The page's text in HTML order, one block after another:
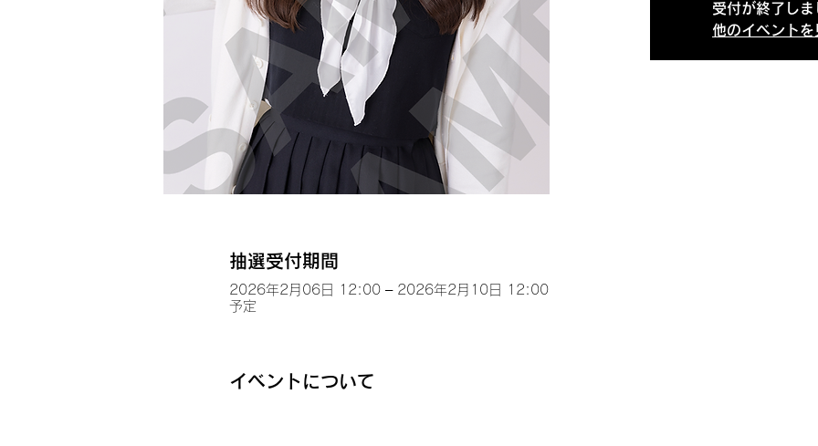
受付が終了しま
他のイベントを
抽選受付期間
2026年2月06日 12:00 – 2026年2月10日 12:00
予定
イベントについて